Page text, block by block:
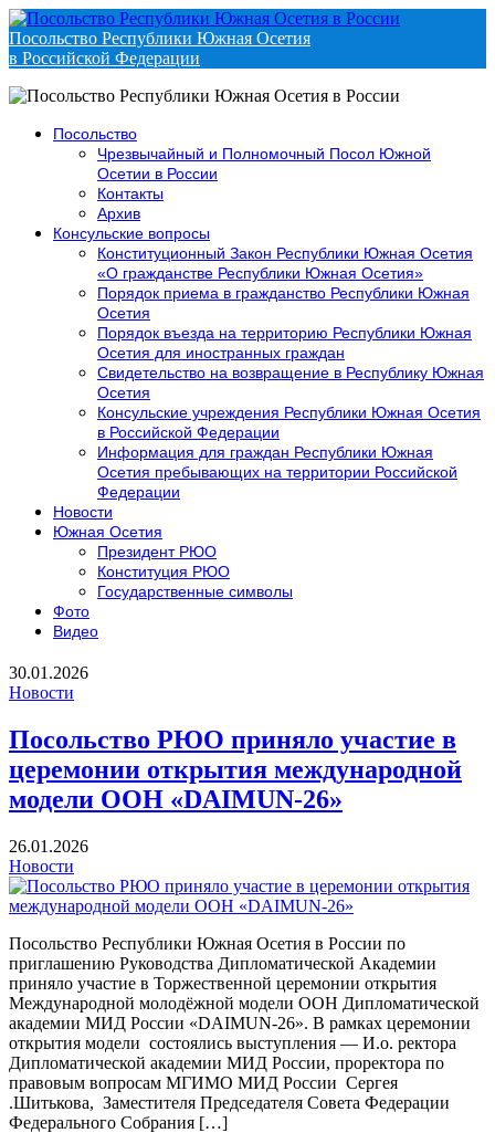
Посольство Республики Южная Осетия
в Российской Федерации
Посольство
Чрезвычайный и Полномочный Посол Южной
Осетии в России
Контакты
Архив
Консульские вопросы
Конституционный Закон Республики Южная Осетия
«О гражданстве Республики Южная Осетия»
Порядок приема в гражданство Республики Южная
Осетия
Порядок въезда на территорию Республики Южная
Осетия для иностранных граждан
Свидетельство на возвращение в Республику Южная
Осетия
Консульские учреждения Республики Южная Осетия
в Российской Федерации
Информация для граждан Республики Южная
Осетия пребывающих на территории Российской
Федерации
Новости
Южная Осетия
Президент РЮО
Конституция РЮО
Государственные символы
Фото
Видео
30.01.2026
Новости
Посольство РЮО приняло участие в
церемонии открытия международной
модели ООН «DAIMUN-26»
26.01.2026
Новости
Посольство Республики Южная Осетия в России по
приглашению Руководства Дипломатической Академии
приняло участие в Торжественной церемонии открытия
Международной молодёжной модели ООН Дипломатической
академии МИД России «DAIMUN-26». В рамках церемонии
открытия модели состоялись выступления — И.о. ректора
Дипломатической академии МИД России, проректора по
правовым вопросам МГИМО МИД России Сергея
.Шитькова, Заместителя Председателя Совета Федерации
Федерального Собрания […]